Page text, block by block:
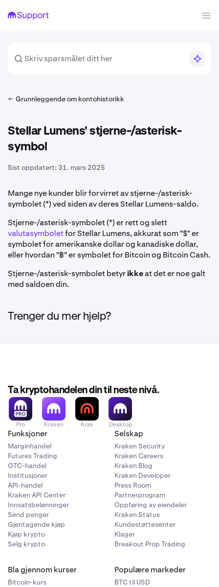
Grunnleggende om kontohistorikk
Stellar Lumens' stjerne-/asterisk-
symbol
Sist oppdatert: 31. mars 2025
Mange nye kunder blir forvirret av stjerne-/asterisk-
symbolet (*) ved siden av deres Stellar Lumens-saldo.
Stjerne-/asterisk-symbolet (*) er rett og slett
valutasymboletfor Stellar Lumens, akkurat som "$" er
symbolet for amerikanske dollar og kanadiske dollar,
eller hvordan "฿" er symbolet for Bitcoin og Bitcoin Cash.
Stjerne-/asterisk-symbolet betyrikkeat det er noe galt
med saldoen din.
Trenger du mer hjelp?
Ta kryptohandelen din til neste nivå.
Pro Kraken Krak Desktop
Funksjoner
Marginhandel
Futures Trading
OTC-handel
Institusjoner
API-handel
Kraken API Center
Innsatsbelønninger
Send penger
Gjentagende kjøp
Kjøp krypto
Selg krypto
Selskap
Kraken Security
Kraken Careers
Kraken Blog
Kraken Developer
Press Room
Partnerprogram
Oppføring av eiendeler
Kraken Status
Kundestøttesenter
Klager
Breakout Prop Trading
Bla gjennom kurser
Bitcoin-kurs
Populære markeder
BTC til USD